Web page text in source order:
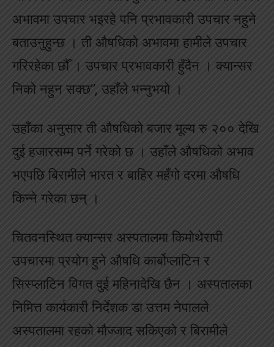
अभावमा उपचार भइरहे पनि प्रभावकारी उपचार नहुने
बताउनुहुन्छ । ती औषधिको अभावमा हामीले उपचार
गरिरहेका छौँ । उपचार प्रभावकारी हुँदैन । क्यान्सर
निको नहुन सक्छ”, उहाँले भन्नुभयो ।
उहाँका अनुसार ती औषधिको बजार मूल्य रु २०० देखि
दुई हजारसम्म पर्ने गरेको छ । उहाँले औषधिको अभाव
भएपछि बिरामीले भारत र बाहिर महँगो दरमा औषधि
किन्ने गरेका छन् ।
चितवनस्थित क्यान्सर अस्पतालमा किमोथेरापी
उपचारमा प्रयोग हुने औषधि कार्बोप्लाटिन र
सिस्प्लाटिन विगत दुई महिनादेखि छैन । अस्पतालका
निमित्त कार्यकारी निर्देशक डा उत्तम नेपालले
अस्पतालमा रहको मौज्जाद सकिएको र बिरामीले